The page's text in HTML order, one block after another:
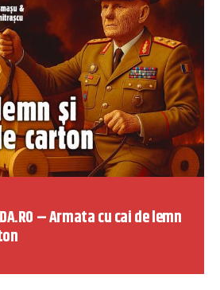
– Armata cu cai de lemn